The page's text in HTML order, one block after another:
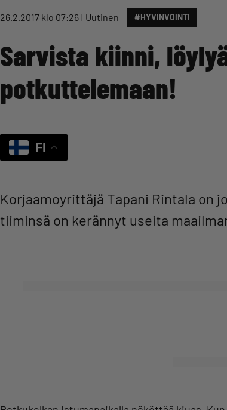
26.2.2017 klo 07:26 Uutinen #HYVINVOINTI
Sarvista kiinni,
potkuttelemaan!
FI
Korjaamoyrittäjä Tapani Rintala on
tiiminsä on kerännyt useita